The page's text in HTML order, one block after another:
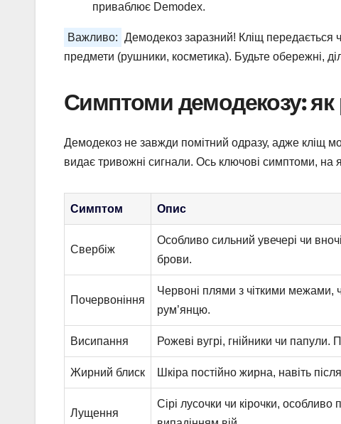
приваблює Demodex.
Важливо: Демодекоз заразний! Кліщ передається
предмети (рушники, косметика). Будьте обережні,
Симптоми демодекозу: як
Демодекоз не завжди помітний одразу, адже кліщ
видає тривожні сигнали. Ось ключові симптоми, на
Симптом Опис
Свербіж
Особливо сильний увечері чи
брови.
Почервоніння
Червоні плями з чіткими межами,
рум’янцю.
Висипання Рожеві вугрі, гнійники чи
Жирний блиск Шкіра постійно жирна, навіть
Лущення
Сірі лусочки чи кірочки,